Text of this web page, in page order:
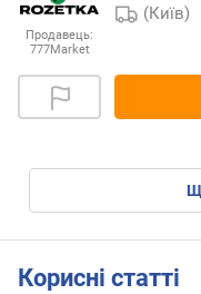
Продавець:
777Market
(Київ)
Корисні статті